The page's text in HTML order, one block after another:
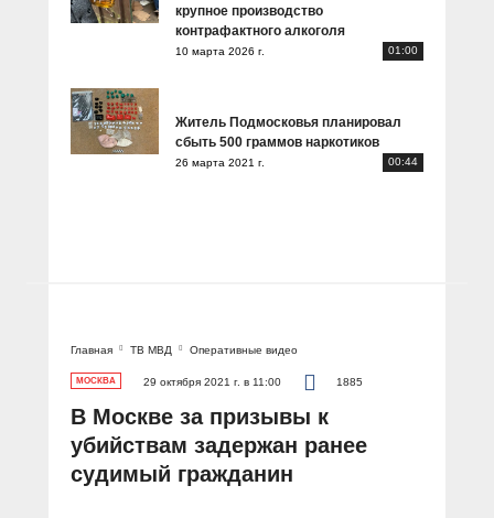
крупное производство
контрафактного алкоголя
10 марта 2026 г. 01:00
Житель Подмосковья планировал
сбыть 500 граммов наркотиков
26 марта 2021 г. 00:44
Главная ТВ МВД Оперативные видео
МОСКВА 29 октября 2021 г. в 11:00 1885
В Москве за призывы к
убийствам задержан ранее
судимый гражданин